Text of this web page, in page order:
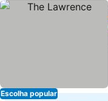
Escolha popular